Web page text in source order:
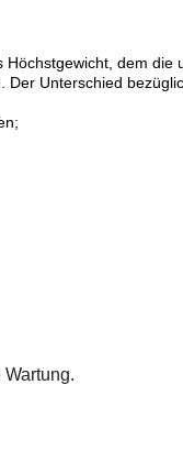
dem die
Unterschied